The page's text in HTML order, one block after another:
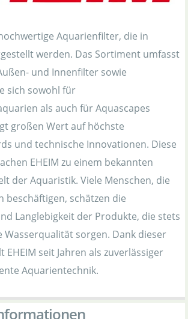
Aquarienfilter, die in
werden. Das Sortiment umfasst
und Innenfilter sowie
sich sowohl für
als auch für Aquascapes
großen Wert auf höchste
und technische Innovationen. Diese
EHEIM zu einem bekannten
der Aquaristik. Viele Menschen, die
beschäftigen, schätzen die
Langlebigkeit der Produkte, die stets
sorgen. Dank dieser
EHEIM seit Jahren als zuverlässiger
Aquarientechnik.